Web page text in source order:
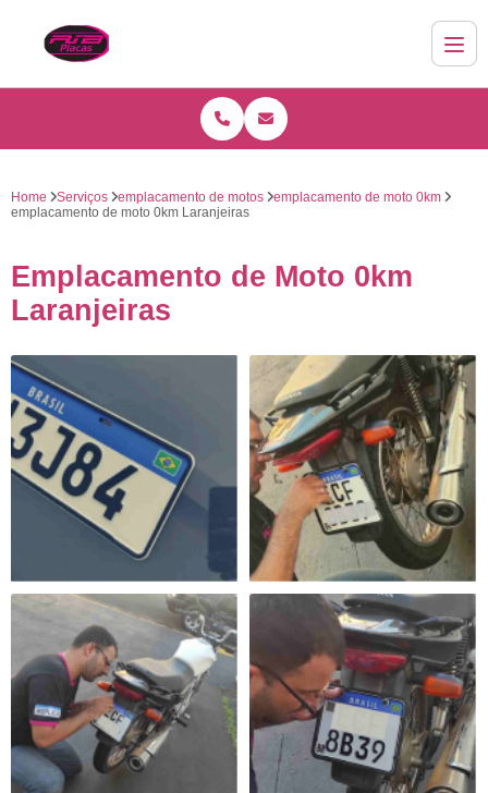
Home Serviços emplacamento de motos
emplacamento de moto 0km
emplacamento de moto 0km Laranjeiras
Emplacamento de Moto 0km
Laranjeiras